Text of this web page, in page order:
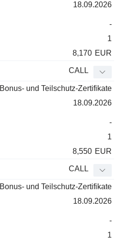
18.09.2026
-
1
8,170 EUR
CALL
Bonus- und Teilschutz-Zertifikate
18.09.2026
-
1
8,550 EUR
CALL
Bonus- und Teilschutz-Zertifikate
18.09.2026
-
1